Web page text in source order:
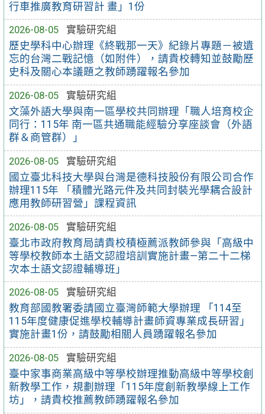
行車推廣教育研習計 畫」1份
2026-08-05
實驗研究組
歷史學科中心辦理《終戰那一天》紀錄片專題－被遺
忘的台灣二戰記憶（如附件），請貴校轉知並鼓勵歷
史科及關心本議題之教師踴躍報名參加
2026-08-05
實驗研究組
文藻外語大學與南一區學校共同辦理「職人培育校企
同行：115年 南一區共通職能經驗分享座談會（外語
群＆商管群）」
2026-08-05
實驗研究組
國立臺北科技大學與台灣是德科技股份有限公司合作
辦理115年 「積體光路元件及共同封裝光學耦合設計
應用教師研習營」課程資訊
2026-08-05
實驗研究組
臺北市政府教育局請貴校積極薦派教師參與「高級中
等學校教師本土語文認證培訓實施計畫—第二十二梯
次本土語文認證輔導班」
2026-08-05
實驗研究組
教育部國教署委請國立臺灣師範大學辦理 「114至
115年度健康促進學校輔導計畫師資專業成長研習」
實施計畫1份，請鼓勵相關人員踴躍報名參加
2026-08-05
實驗研究組
臺中家事商業高級中等學校辦理推動高級中等學校創
新教學工作，規劃辦理「115年度創新教學線上工作
坊」，請貴校推薦教師踴躍報名參加